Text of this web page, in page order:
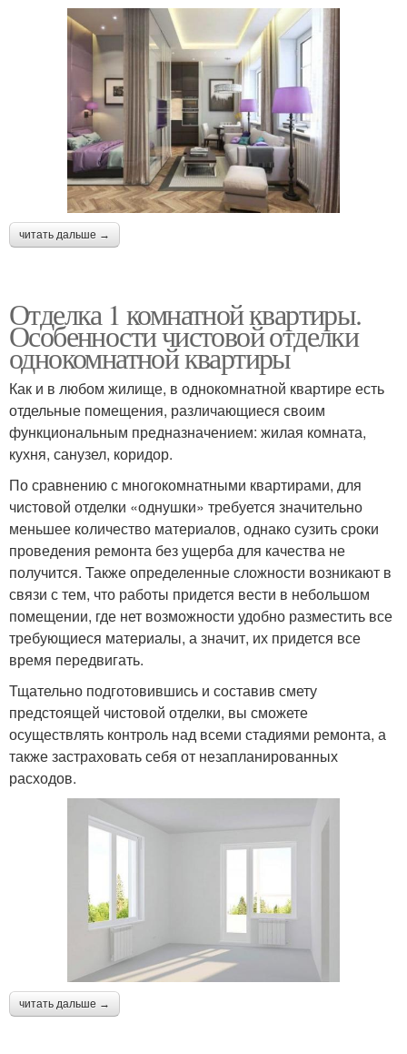
читать дальше →
Отделка 1 комнатной квартиры.
Особенности чистовой отделки
однокомнатной квартиры
Как и в любом жилище, в однокомнатной квартире есть
отдельные помещения, различающиеся своим
функциональным предназначением: жилая комната,
кухня, санузел, коридор.
По сравнению с многокомнатными квартирами, для
чистовой отделки «однушки» требуется значительно
меньшее количество материалов, однако сузить сроки
проведения ремонта без ущерба для качества не
получится. Также определенные сложности возникают в
связи с тем, что работы придется вести в небольшом
помещении, где нет возможности удобно разместить все
требующиеся материалы, а значит, их придется все
время передвигать.
Тщательно подготовившись и составив смету
предстоящей чистовой отделки, вы сможете
осуществлять контроль над всеми стадиями ремонта, а
также застраховать себя от незапланированных
расходов.
читать дальше →